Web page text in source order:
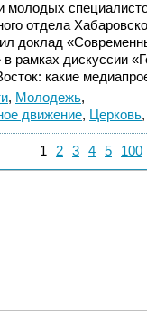
молодых
отдела
доклад
рамках дискуссии
какие
, Молодежь,
движение, Церковь
1 2 3 4 5 100